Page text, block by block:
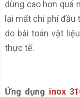
dùng cao hơn quá
lại mất chi phí đầu
do bài toán vật
thực tế.
Ứng dụng inox